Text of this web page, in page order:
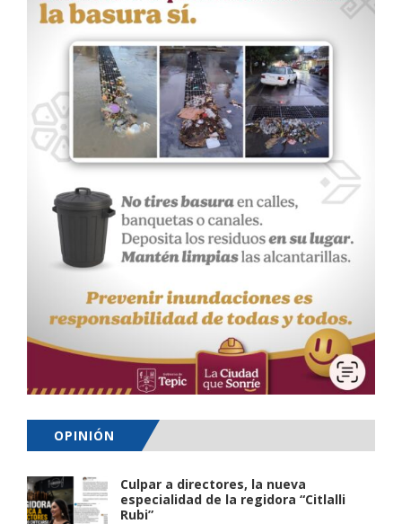
OPINIÓN
Culpar a directores, la nueva
especialidad de la regidora “Citlalli
Rubi”